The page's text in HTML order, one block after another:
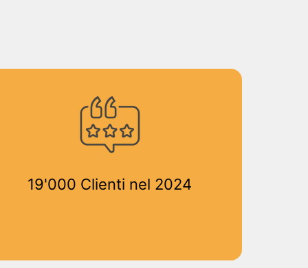
19'000 Clienti nel 2024